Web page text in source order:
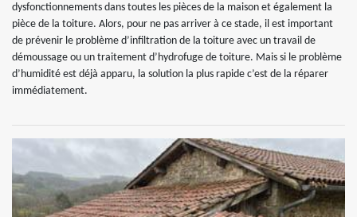
dysfonctionnements dans toutes les pièces de la maison et également la
pièce de la toiture. Alors, pour ne pas arriver à ce stade, il est important
de prévenir le problème d’infiltration de la toiture avec un travail de
démoussage ou un traitement d’hydrofuge de toiture. Mais si le problème
d’humidité est déjà apparu, la solution la plus rapide c’est de la réparer
immédiatement.